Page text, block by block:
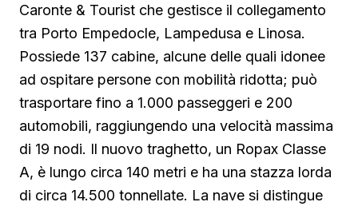
Caronte & Tourist che gestisce il collegamento
tra Porto Empedocle, Lampedusa e Linosa.
Possiede 137 cabine, alcune delle quali idonee
ad ospitare persone con mobilità ridotta; può
trasportare fino a 1.000 passeggeri e 200
automobili, raggiungendo una velocità massima
di 19 nodi. Il nuovo traghetto, un Ropax Classe
A, è lungo circa 140 metri e ha una stazza lorda
di circa 14.500 tonnellate. La nave si distingue